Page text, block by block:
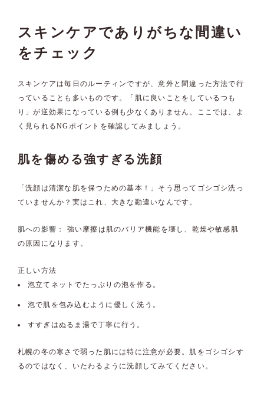
スキンケアでありがちな間違い
をチェック
スキンケアは毎日のルーティンですが、意外と間違った方法で行
っていることも多いものです。「肌に良いことをしているつも
り」が逆効果になっている例も少なくありません。ここでは、よ
く見られるNGポイントを確認してみましょう。
肌を傷める強すぎる洗顔
「洗顔は清潔な肌を保つための基本！」そう思ってゴシゴシ洗っ
ていませんか？実はこれ、大きな勘違いなんです。
肌への影響：
強い摩擦は肌のバリア機能を壊し、乾燥や敏感肌
の原因になります。
正しい方法
泡立てネットでたっぷりの泡を作る。
泡で肌を包み込むように優しく洗う。
すすぎはぬるま湯で丁寧に行う。
札幌の冬の寒さで弱った肌には特に注意が必要。肌をゴシゴシす
るのではなく、いたわるように洗顔してみてください。